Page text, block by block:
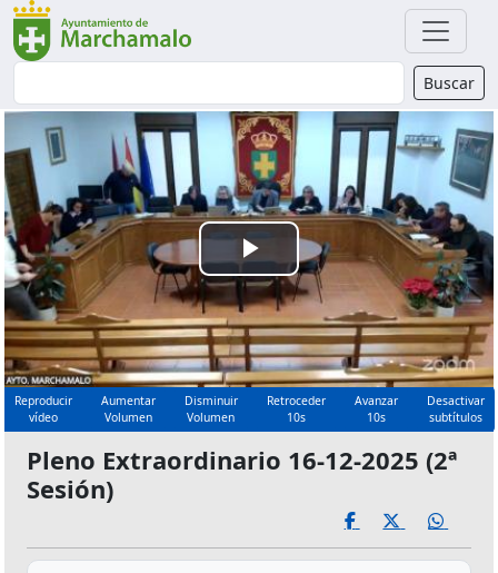
Buscador Buscar
Reproducir
Vídeo
Reproducir
vídeo
Aumentar
Volumen
Disminuir
Volumen
Retroceder
10s
Avanzar
10s
Desactivar
subtítulos
Pleno Extraordinario 16-12-2025 (2ª
Sesión)